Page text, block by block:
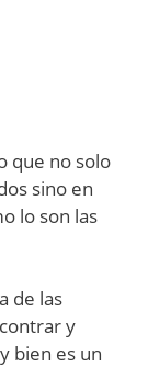
que no solo
sino en
lo son las
de las
y
bien es un